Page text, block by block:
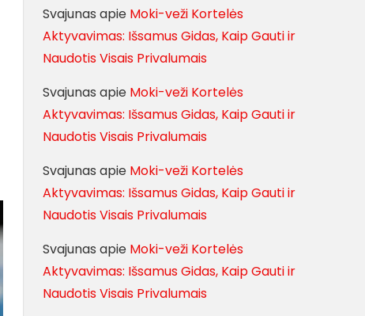
Svajunas apie Moki-veži Kortelės
Aktyvavimas: Išsamus Gidas, Kaip Gauti ir
Naudotis Visais Privalumais
Svajunas apie Moki-veži Kortelės
Aktyvavimas: Išsamus Gidas, Kaip Gauti ir
Naudotis Visais Privalumais
Svajunas apie Moki-veži Kortelės
Aktyvavimas: Išsamus Gidas, Kaip Gauti ir
Naudotis Visais Privalumais
Svajunas apie Moki-veži Kortelės
Aktyvavimas: Išsamus Gidas, Kaip Gauti ir
Naudotis Visais Privalumais